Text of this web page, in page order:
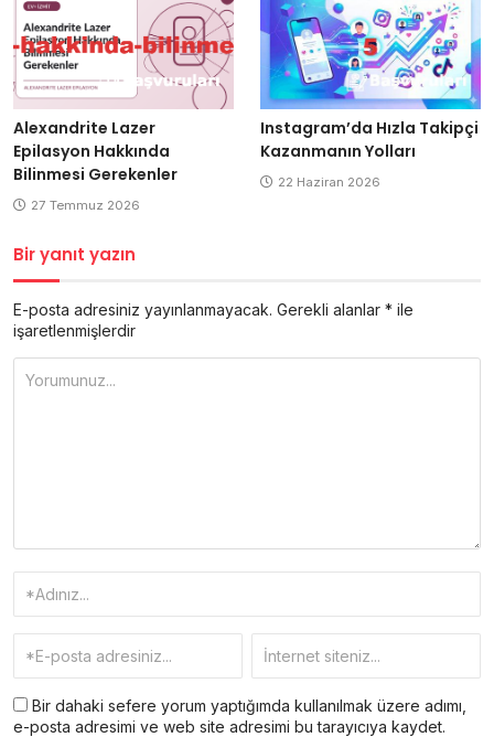
Alexandrite Lazer
Epilasyon Hakkında
Bilinmesi Gerekenler
27 Temmuz 2026
Instagram’da Hızla Takipçi
Kazanmanın Yolları
22 Haziran 2026
Bir yanıt yazın
E-posta adresiniz yayınlanmayacak. Gerekli alanlar * ile
işaretlenmişlerdir
Bir dahaki sefere yorum yaptığımda kullanılmak üzere adımı,
e-posta adresimi ve web site adresimi bu tarayıcıya kaydet.